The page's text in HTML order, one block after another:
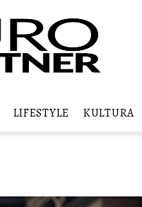
LIFESTYLE KULTURA